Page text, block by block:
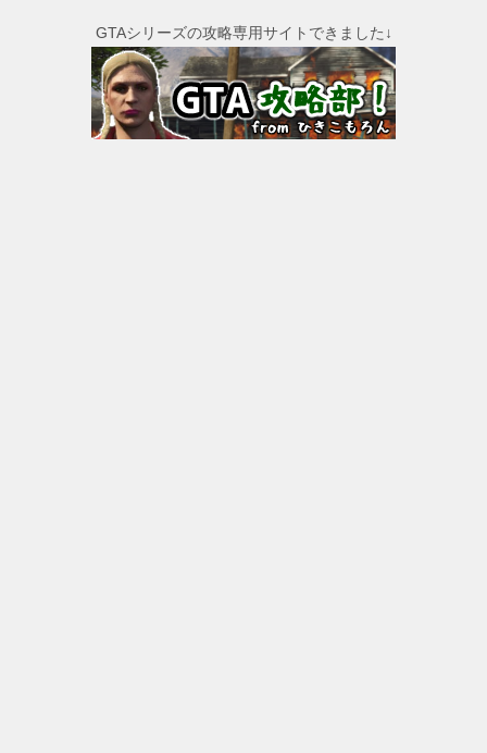
GTAシリーズの攻略専用サイトできました↓